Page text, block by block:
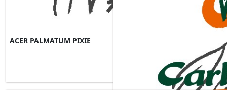
ACER PALMATUM PIXIE
Misure Disponibili ►